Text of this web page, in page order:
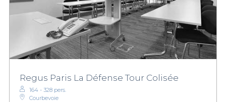
Regus Paris La Défense Tour Colisée
164 - 328 pers.
Courbevoie